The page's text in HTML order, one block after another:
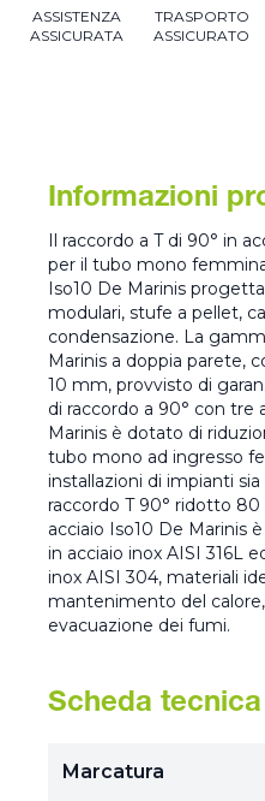
ASSISTENZA
ASSICURATA
TRASPORTO
ASSICURATO
Informazioni
Il raccordo a T di 90° in
per il tubo mono
Iso10 De Marinis
modulari, stufe a pellet,
condensazione. La
Marinis a doppia parete,
10 mm, provvisto di
di raccordo a 90° con tre
Marinis è dotato di
tubo mono ad ingresso
installazioni di impianti
raccordo T 90° ridotto
acciaio Iso10 De Marinis
in acciaio inox AISI 316L
inox AISI 304, materiali
mantenimento del
evacuazione dei fumi.
Scheda tecnica
Marcatura